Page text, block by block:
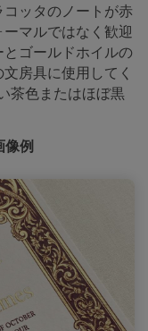
ッタのノートが赤
マルではなく歓迎
ゴールドホイルの
房具に使用してく
茶色またはほぼ黒
例